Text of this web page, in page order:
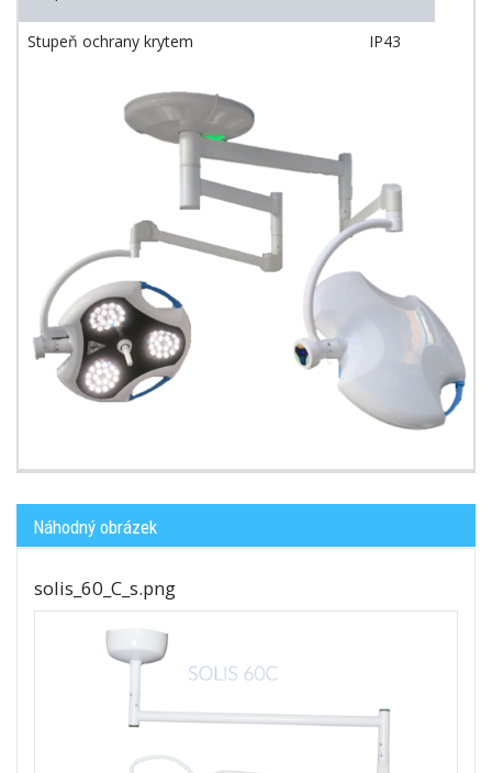
Stupeň ochrany krytem IP43
Náhodný obrázek
solis_60_C_s.png